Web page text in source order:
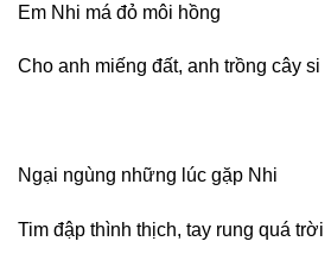
Em Nhi má đỏ môi hồng
Cho anh miếng đất, anh trồng cây si
Ngại ngùng những lúc gặp Nhi
Tim đập thình thịch, tay rung quá trời